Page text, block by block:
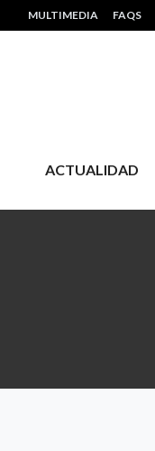
HEADER MENU
MULTIMEDIA FAQS
ACTUALIDAD